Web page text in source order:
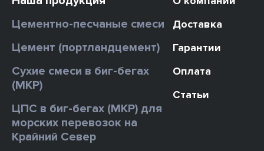
Цементно-песчаные смеси
Цемент (портландцемент)
Сухие смеси в биг-бегах
(МКР)
ЦПС в биг-бегах (МКР) для
морских перевозок на
Крайний Север
Доставка
Гарантии
Оплата
Статьи